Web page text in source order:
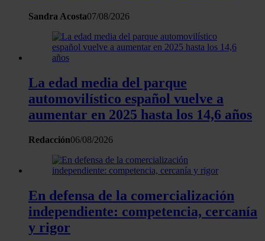
con otra información que les haya proporcionado o que
recopilado a partir del uso que haya hecho de sus servicios.
Sandra Acosta07/08/2026
La edad media del parque
automovilístico español vuelve a
aumentar en 2025 hasta los 14,6 años
Redacción06/08/2026
En defensa de la comercialización
independiente: competencia, cercanía
y rigor